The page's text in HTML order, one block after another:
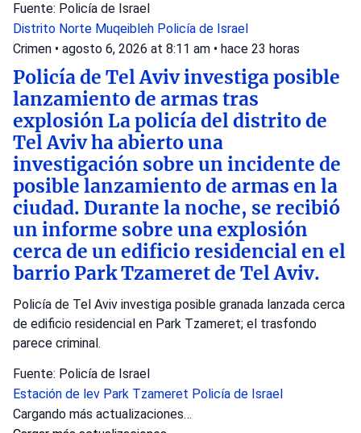
Fuente: Policía de Israel
Distrito Norte Muqeibleh Policía de Israel
Crimen • agosto 6, 2026 at 8:11 am • hace 23 horas
Policía de Tel Aviv investiga posible
lanzamiento de armas tras
explosión La policía del distrito de
Tel Aviv ha abierto una
investigación sobre un incidente de
posible lanzamiento de armas en la
ciudad. Durante la noche, se recibió
un informe sobre una explosión
cerca de un edificio residencial en el
barrio Park Tzameret de Tel Aviv.
Policía de Tel Aviv investiga posible granada lanzada cerca
de edificio residencial en Park Tzameret; el trasfondo
parece criminal.
Fuente: Policía de Israel
Estación de lev Park Tzameret Policía de Israel
Cargando más actualizaciones…